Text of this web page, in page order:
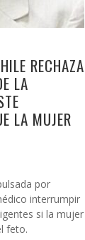
RECHAZA
LA
LA MUJER
por
interrumpir
si la mujer
feto.